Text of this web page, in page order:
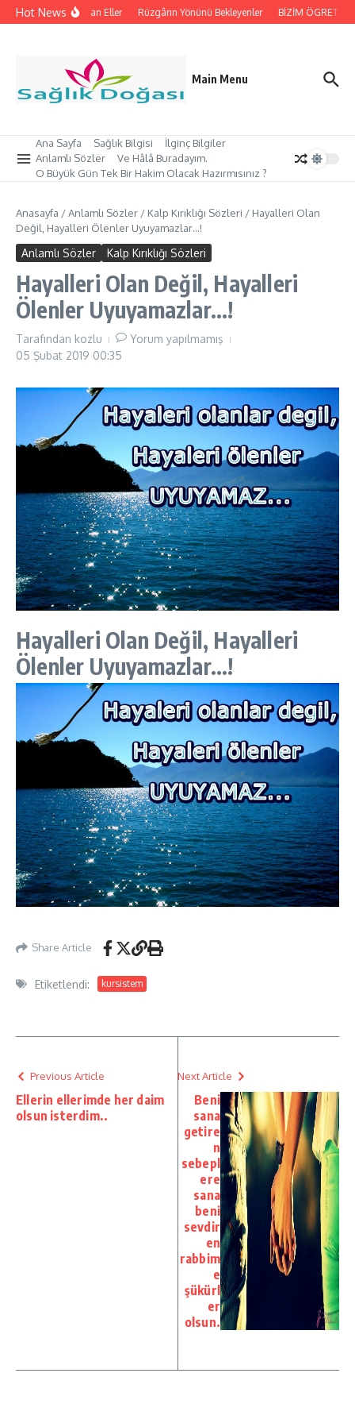
İçeriğe atla
Hot Newsİpleri Tutan Eller Rüzgârın Yönünü Bekleyenler BİZİM
Main Menu
Ana Sayfa Sağlık Bilgisi
İlginç Bilgiler
Anlamlı Sözler
Ve Hâlâ Buradayım.
O Büyük Gün Tek Bir Hakim Olacak Hazırmısınız ?
Anasayfa /Anlamlı Sözler / Kalp Kırıklığı Sözleri / Hayalleri Olan
Değil, Hayalleri Ölenler Uyuyamazlar…!
Anlamlı Sözler Kalp Kırıklığı Sözleri
Hayalleri Olan Değil, Hayalleri
Ölenler Uyuyamazlar…!
Tarafından kozlu
Yorum yapılmamış
05 Şubat 2019 00:35
Hayalleri Olan Değil, Hayalleri
Ölenler Uyuyamazlar…!
Share Article
Etiketlendi: kursistem
Previous Article
Ellerin ellerimde her daim
olsun isterdim..
Next Article
Beni
sana
getire
n
sebepl
ere
sana
beni
sevdir
en
rabbim
e
şükürl
er
olsun.